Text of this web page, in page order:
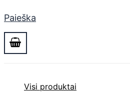
Paieška
Visi produktai